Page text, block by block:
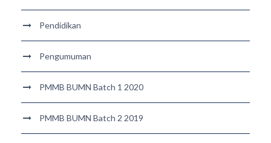
Pendidikan
Pengumuman
PMMB BUMN Batch 1 2020
PMMB BUMN Batch 2 2019